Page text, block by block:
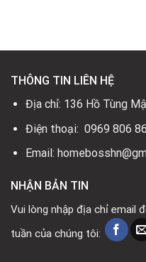
THÔNG TIN LIÊN HỆ
Địa chỉ: 136 Hồ Tùng
Điện thoại: 0969 806
Email:
NHẬN BẢN TIN
Vui lòng nhập địa chỉ email
tuần của chúng tôi: